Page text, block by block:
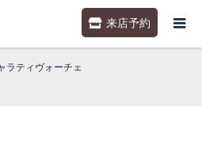
来店予約
ラティヴォーチェ